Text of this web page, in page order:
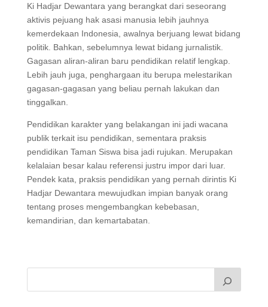
Ki Hadjar Dewantara yang berangkat dari seseorang
aktivis pejuang hak asasi manusia lebih jauhnya
kemerdekaan Indonesia, awalnya berjuang lewat bidang
politik. Bahkan, sebelumnya lewat bidang jurnalistik.
Gagasan aliran-aliran baru pendidikan relatif lengkap.
Lebih jauh juga, penghargaan itu berupa melestarikan
gagasan-gagasan yang beliau pernah lakukan dan
tinggalkan.
Pendidikan karakter yang belakangan ini jadi wacana
publik terkait isu pendidikan, sementara praksis
pendidikan Taman Siswa bisa jadi rujukan. Merupakan
kelalaian besar kalau referensi justru impor dari luar.
Pendek kata, praksis pendidikan yang pernah dirintis Ki
Hadjar Dewantara mewujudkan impian banyak orang
tentang proses mengembangkan kebebasan,
kemandirian, dan kemartabatan.